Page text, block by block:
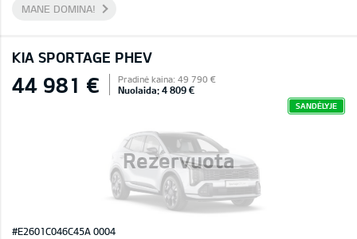
MANE DOMINA!
KIA SPORTAGE PHEV
Rezervuota
44 981 € Pradinė kaina: 49 790 €
Nuolaida: 4 809 €
SANDĖLYJE
#E2601C046C45A 0004